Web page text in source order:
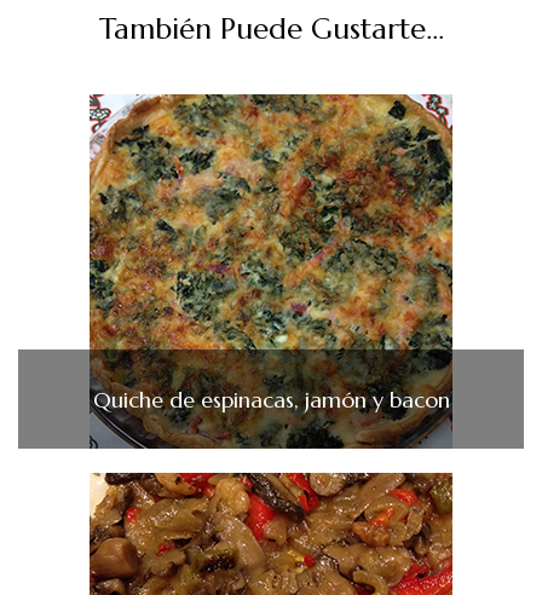
También Puede Gustarte...
Quiche de espinacas, jamón y bacon